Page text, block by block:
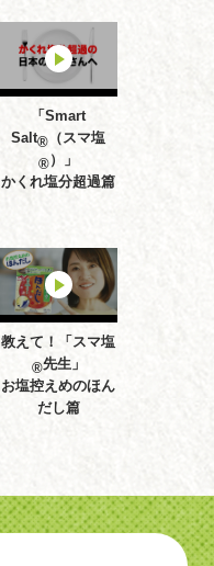
「Smart
Salt® （スマ塩
®）」
かくれ塩分超過篇
教えて！「スマ塩
®先生」
お塩控えめのほん
だし篇